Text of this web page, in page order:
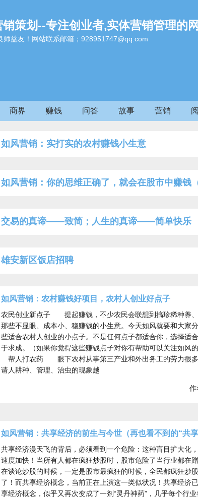
销策划--专注创业者,实体营销管理的
师益友！网站联系邮箱；928951747@qq.com
商界 赚钱 问答 故事 营销
如风营销：实打实的农村赚钱小生意
如风营销：你的思维正确了，就会在股市中赚钱
交易的真谛——致简；人生的真谛——简单快乐
雄安新区饭店招聘
如风营销：农村赚钱好项目，农村人创业好点子
农民创业新点子 提起赚钱，不少农民会联想到搞珍稀种养
那些不显眼、成本小、稳赚钱的小生意。今天如风就要和大家
些适合农村人创业的小点子。不是任何点子都适合你，选择适
于求成。（如果你觉得这些赚钱点子对你有帮助可以关注如风
帮人打农药 眼下农村从事第三产业和外出务工的劳力很多
请人耕种、管理、治虫的现象越
作
如风营销：共享经济的前生与今世（再也看不到的“共享
共享经济漫天飞的背后，必须看到一个危险：这种盲目扩大化
速度加快！当所有人都在疯狂炒股时，股市危险了当行业都在
在谈论炒股的时候，一定是股市最疯狂的时候，全民都疯狂炒
了！而共享经济概念，当前正在上演这一类似状况！共享经济
享经济概念，似乎又再次变成了一剂“灵丹神药”，几乎每个行